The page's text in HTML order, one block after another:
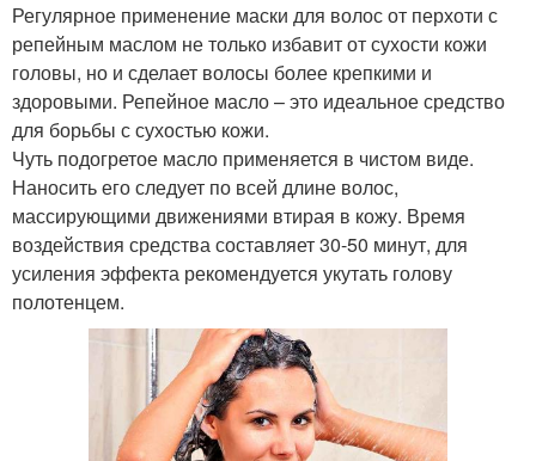
Регулярное применение маски для волос от перхоти с
репейным маслом не только избавит от сухости кожи
головы, но и сделает волосы более крепкими и
здоровыми. Репейное масло – это идеальное средство
для борьбы с сухостью кожи.
Чуть подогретое масло применяется в чистом виде.
Наносить его следует по всей длине волос,
массирующими движениями втирая в кожу. Время
воздействия средства составляет 30-50 минут, для
усиления эффекта рекомендуется укутать голову
полотенцем.